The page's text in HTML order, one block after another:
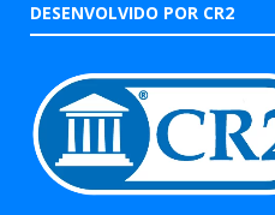
DESENVOLVIDO POR CR2